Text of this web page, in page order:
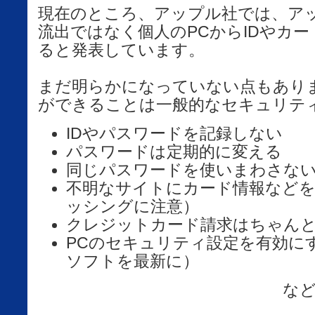
現在のところ、アップル社では、ア
流出ではなく個人のPCからIDやカ
ると発表しています。
まだ明らかになっていない点もあり
ができることは一般的なセキュリテ
IDやパスワードを記録しない
パスワードは定期的に変える
同じパスワードを使いまわさな
不明なサイトにカード情報など
ッシングに注意）
クレジットカード請求はちゃん
PCのセキュリティ設定を有効に
ソフトを最新に）